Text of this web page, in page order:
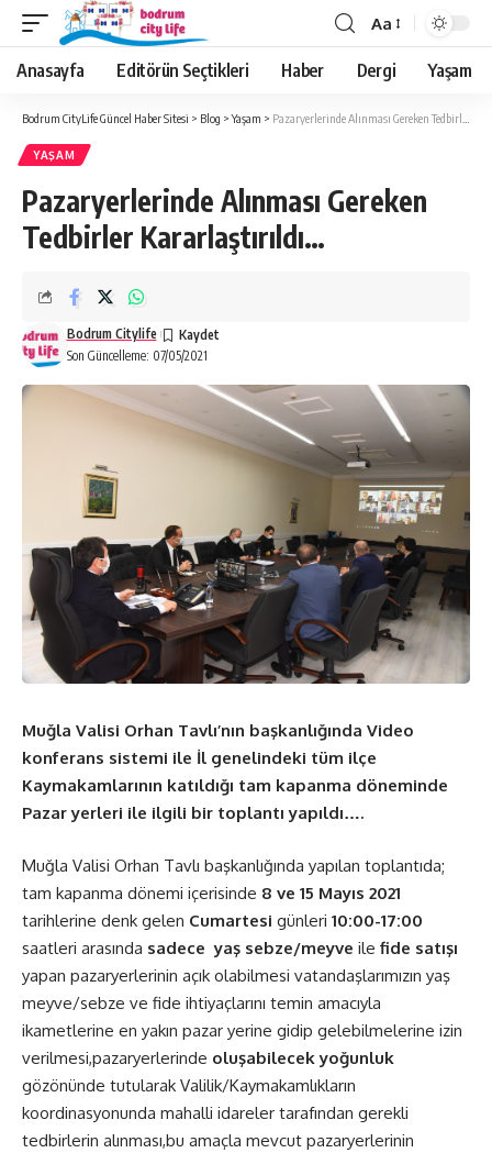
Aa
Anasayfa Editörün Seçtikleri Haber Dergi Yaşam
Bodrum CityLife Güncel Haber Sitesi > Blog >Yaşam > Pazaryerlerinde Alınması Gereken Tedbirler Kararlaştırıldı…
YAŞAM
Pazaryerlerinde Alınması Gereken
Tedbirler Kararlaştırıldı…
Son Güncelleme: 07/05/2021
Bodrum Citylife
Muğla Valisi Orhan Tavlı’nın başkanlığında Video
konferans sistemi ile İl genelindeki tüm ilçe
Kaymakamlarının katıldığı tam kapanma döneminde
Pazar yerleri ile ilgili bir toplantı yapıldı….
Muğla Valisi Orhan Tavlı başkanlığında yapılan toplantıda;
tam kapanma dönemi içerisinde 8 ve 15 Mayıs 2021
tarihlerine denk gelen Cumartesi günleri 10:00-17:00
saatleri arasında sadece yaş sebze/meyve ile fide satışı
yapan pazaryerlerinin açık olabilmesi vatandaşlarımızın yaş
meyve/sebze ve fide ihtiyaçlarını temin amacıyla
ikametlerine en yakın pazar yerine gidip gelebilmelerine izin
verilmesi,pazaryerlerinde oluşabilecek yoğunluk
gözönünde tutularak Valilik/Kaymakamlıkların
koordinasyonunda mahalli idareler tarafından gerekli
tedbirlerin alınması,bu amaçla mevcut pazaryerlerinin